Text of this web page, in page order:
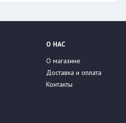
О НАС
О магазине
Доставка и оплата
Контакты